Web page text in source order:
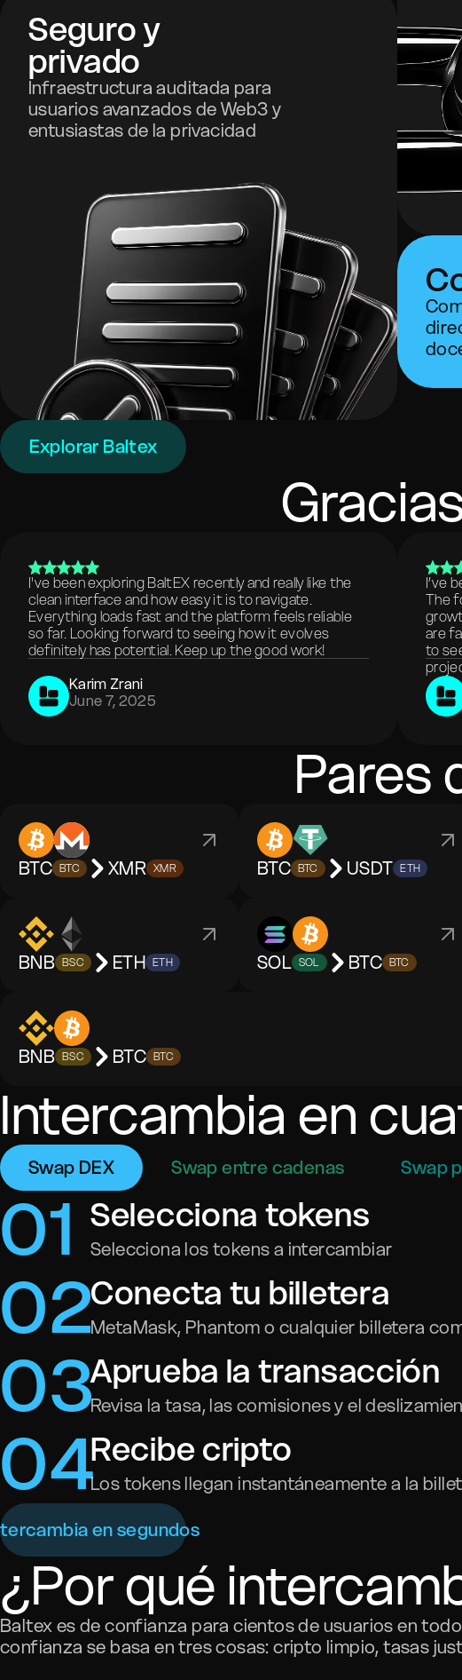
Seguro y
privado
Infraestructura auditada para
usuarios avanzados de Web3 y
entusiastas de la privacidad
Explorar Baltex
I've been exploring BaltEX recently and really like the
clean interface and how easy it is to navigate.
Everything loads fast and the platform feels reliable
so far. Looking forward to seeing how it evolves
definitely has potential. Keep up the good work!
Karim Zrani
June 7, 2025
I’ve
The
are
to
Pares
BTC BTC XMR XMR BTC BTC USDT ETH
BNB BSC ETH ETH SOL SOL BTC BTC
BNB BSC BTC BTC
Intercambia en
Swap DEX Swap entre cadenas Swap
01 Selecciona tokens
Selecciona los tokens a intercambiar
02Conecta tu billetera
MetaMask, Phantom o cualquier billetera
03Aprueba la transacción
Revisa la tasa, las comisiones y el
04Recibe cripto
Los tokens llegan instantáneamente a la
en segundos
¿Por qué
Baltex es de confianza para cientos de usuarios en
confianza se basa en tres cosas: cripto limpio, tasas